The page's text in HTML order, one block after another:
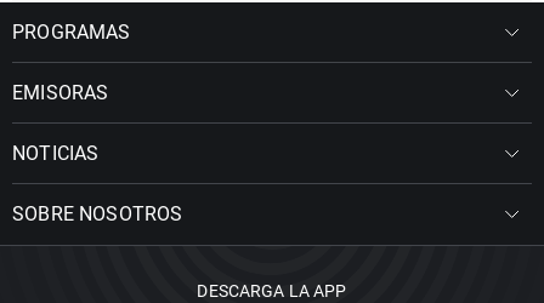
PROGRAMAS
EMISORAS
NOTICIAS
SOBRE NOSOTROS
DESCARGA LA APP